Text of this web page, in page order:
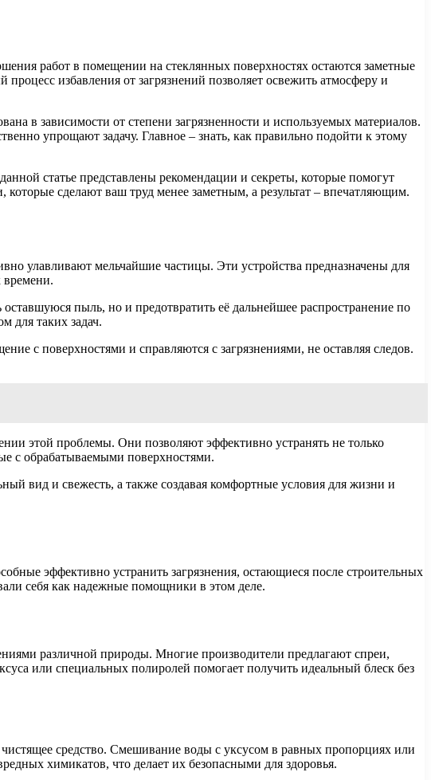
работ в помещении на стеклянных поверхностях остаются заметные
избавления от загрязнений позволяет освежить атмосферу и
в зависимости от степени загрязненности и используемых материалов.
упрощают задачу. Главное – знать, как правильно подойти к этому
статье представлены рекомендации и секреты, которые помогут
сделают ваш труд менее заметным, а результат – впечатляющим.
улавливают мельчайшие частицы. Эти устройства предназначены для
времени.
пыль, но и предотвратить её дальнейшее распространение по
для таких задач.
с поверхностями и справляются с загрязнениями, не оставляя следов.
этой проблемы. Они позволяют эффективно устранять не только
с обрабатываемыми поверхностями.
вид и свежесть, а также создавая комфортные условия для жизни и
эффективно устранить загрязнения, остающиеся после строительных
себя как надежные помощники в этом деле.
различной природы. Многие производители предлагают спреи,
или специальных полиролей помогает получить идеальный блеск без
средство. Смешивание воды с уксусом в равных пропорциях или
химикатов, что делает их безопасными для здоровья.